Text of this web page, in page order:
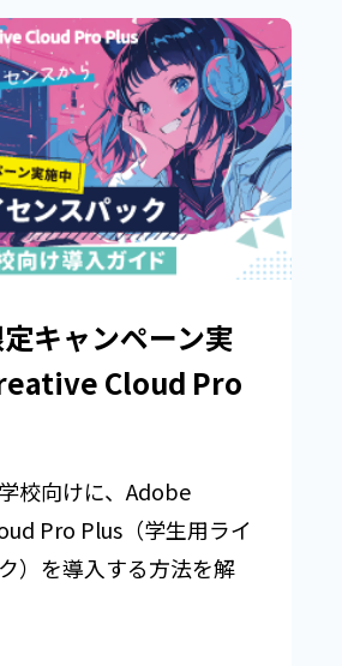
定キャンペーン実
Cloud Pro
校向けに、Adobe
Pro Plus（学生用ライ
）を導入する方法を解